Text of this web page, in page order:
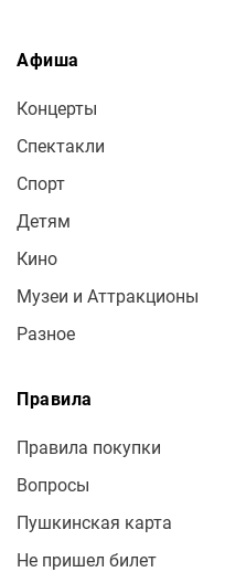
Афиша
Концерты
Спектакли
Спорт
Детям
Кино
Музеи и Аттракционы
Разное
Правила
Правила покупки
Вопросы
Пушкинская карта
Не пришел билет